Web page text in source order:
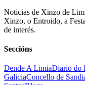
Noticias de Xinzo de
Xinzo, o Entroido, a
de interés.
Seccións
Dende A LimiaDiario do
GaliciaConcello de